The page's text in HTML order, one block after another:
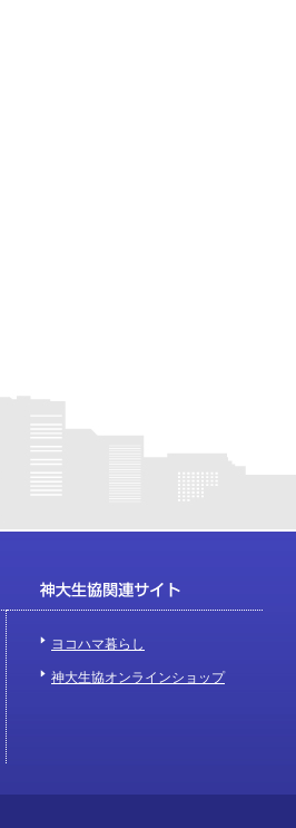
ヨコハマ暮らし
神大生協オンラインショップ